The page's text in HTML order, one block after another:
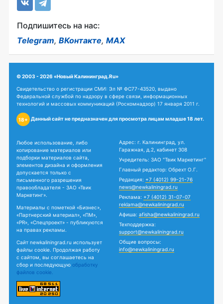
Подпишитесь на нас:
Telegram, ВКонтакте, MAX
© 2003 - 2026 «Новый Калининград.Ru»
Свидетельство о регистрации СМИ: Эл № ФС77-43520, выдано
Федеральной службой по надзору в сфере связи, информационных
технологий и массовых коммуникаций (Роскомнадзор) 17 января 2011 г.
18+ Данный сайт не предназначен для просмотра лицам младше 18 лет.
Любое использование, либо
копирование материалов или
подборки материалов сайта,
элементов дизайна и оформления
допускается только с
письменного разрешения
правообладателя - ЗАО «Твик
Маркетинг».
Материалы с пометкой «Бизнес»,
«Партнерский материал», «ПМ»,
«PR», «Спецпроект» - публикуются
на правах рекламы.
Сайт newkaliningrad.ru использует
файлы cookie. Продолжая работу
с сайтом, вы соглашаетесь на
сбор и последующую обработку
файлов cookie.
Адрес: г. Калининград, ул.
Гаражная, д.2, кабинет 308
Учредитель: ЗАО "Твик Маркетинг"
Главный редактор: Обрехт О.Г.
Редакция: +7 (4012) 99-21-76
news@newkaliningrad.ru
Реклама: +7 (4012) 31-07-07
reklama@newkaliningrad.ru
Афиша: afisha@newkaliningrad.ru
Техподдержка:
support@newkaliningrad.ru
Общие вопросы:
info@newkaliningrad.ru